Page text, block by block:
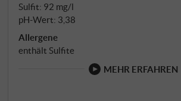
Sulfit: 92 mg/l
pH-Wert: 3,38
Allergene
enthält Sulfite
MEHR ERFAHREN